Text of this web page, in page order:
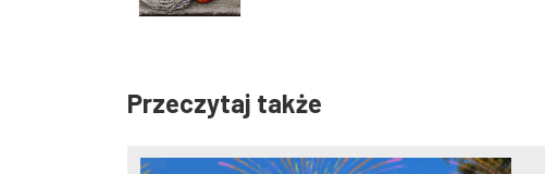
Przeczytaj także